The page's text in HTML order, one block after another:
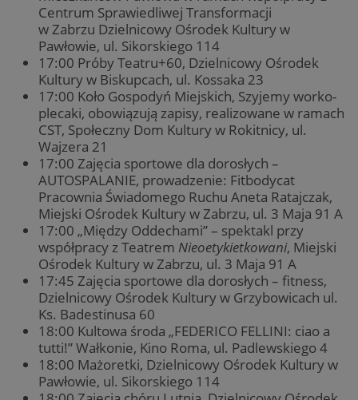
Centrum Sprawiedliwej Transformacji
w Zabrzu Dzielnicowy Ośrodek Kultury w
Pawłowie, ul. Sikorskiego 114
17:00 Próby Teatru+60, Dzielnicowy Ośrodek
Kultury w Biskupcach, ul. Kossaka 23
17:00 Koło Gospodyń Miejskich, Szyjemy worko-
plecaki, obowiązują zapisy, realizowane w ramach
CST, Społeczny Dom Kultury w Rokitnicy, ul.
Wajzera 21
17:00 Zajęcia sportowe dla dorosłych –
AUTOSPALANIE, prowadzenie: Fitbodycat
Pracownia Świadomego Ruchu Aneta Ratajczak,
Miejski Ośrodek Kultury w Zabrzu, ul. 3 Maja 91 A
17:00 „Między Oddechami” – spektakl przy
współpracy z Teatrem Nieoetykietkowani, Miejski
Ośrodek Kultury w Zabrzu, ul. 3 Maja 91 A
17:45 Zajęcia sportowe dla dorosłych – fitness,
Dzielnicowy Ośrodek Kultury w Grzybowicach ul.
Ks. Badestinusa 60
18:00 Kultowa środa „FEDERICO FELLINI: ciao a
tutti!” Wałkonie, Kino Roma, ul. Padlewskiego 4
18:00 Mażoretki, Dzielnicowy Ośrodek Kultury w
Pawłowie, ul. Sikorskiego 114